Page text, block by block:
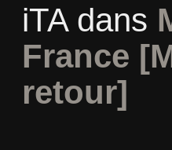
iTAdans
France
retour]